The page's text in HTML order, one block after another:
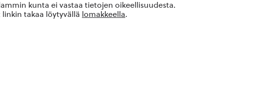
kunta ei vastaa tietojen oikeellisuudesta.
takaa löytyvällä lomakkeella.